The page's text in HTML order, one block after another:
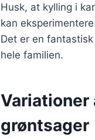
Husk, at kylling i
kan
Det er en
hele familien.
Variationer
grøntsager